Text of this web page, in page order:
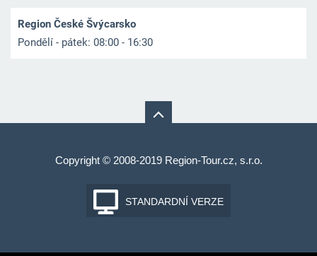
Region České Švýcarsko
Pondělí - pátek: 08:00 - 16:30
Copyright © 2008-2019 Region-Tour.cz, s.r.o.
STANDARDNÍ VERZE